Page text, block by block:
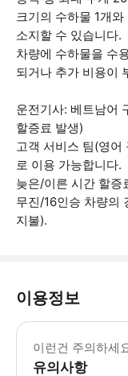
크기의 수하물 1개
소지할 수 있습니다.
차량에 수하물을 수
되거나 추가 비용이
운전기사: 베트남어
할증료 발생)
고객 서비스 팀(영
로 이용 가능합니다.
늦은/이른 시간 할
무진/16인승 차량의
지불).
이용정보
이런건 주의하세
유의사항